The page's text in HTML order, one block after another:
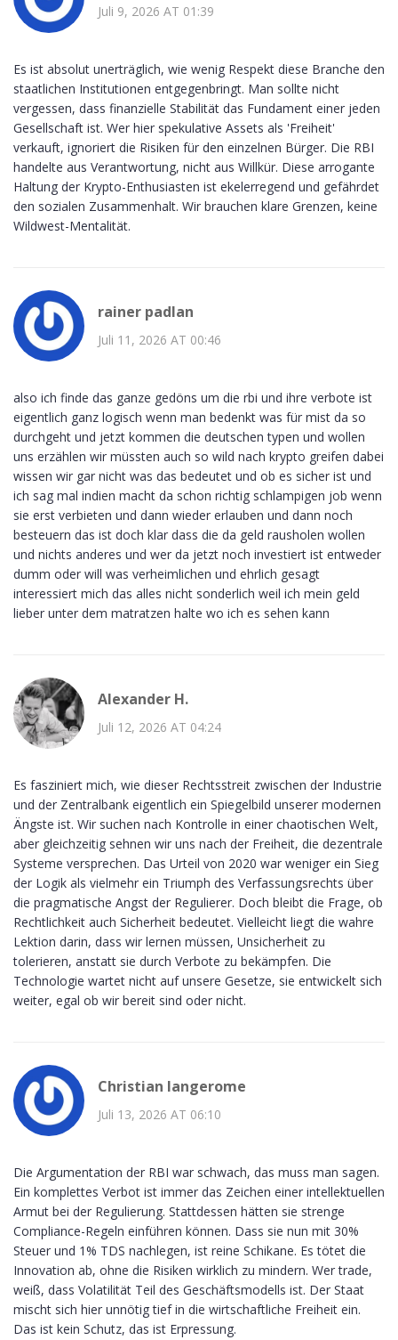
Juli 9, 2026 AT 01:39
Es ist absolut unerträglich, wie wenig Respekt diese Branche den
staatlichen Institutionen entgegenbringt. Man sollte nicht
vergessen, dass finanzielle Stabilität das Fundament einer jeden
Gesellschaft ist. Wer hier spekulative Assets als 'Freiheit'
verkauft, ignoriert die Risiken für den einzelnen Bürger. Die RBI
handelte aus Verantwortung, nicht aus Willkür. Diese arrogante
Haltung der Krypto-Enthusiasten ist ekelerregend und gefährdet
den sozialen Zusammenhalt. Wir brauchen klare Grenzen, keine
Wildwest-Mentalität.
rainer padlan
Juli 11, 2026 AT 00:46
also ich finde das ganze gedöns um die rbi und ihre verbote ist
eigentlich ganz logisch wenn man bedenkt was für mist da so
durchgeht und jetzt kommen die deutschen typen und wollen
uns erzählen wir müssten auch so wild nach krypto greifen dabei
wissen wir gar nicht was das bedeutet und ob es sicher ist und
ich sag mal indien macht da schon richtig schlampigen job wenn
sie erst verbieten und dann wieder erlauben und dann noch
besteuern das ist doch klar dass die da geld rausholen wollen
und nichts anderes und wer da jetzt noch investiert ist entweder
dumm oder will was verheimlichen und ehrlich gesagt
interessiert mich das alles nicht sonderlich weil ich mein geld
lieber unter dem matratzen halte wo ich es sehen kann
Alexander H.
Juli 12, 2026 AT 04:24
Es fasziniert mich, wie dieser Rechtsstreit zwischen der Industrie
und der Zentralbank eigentlich ein Spiegelbild unserer modernen
Ängste ist. Wir suchen nach Kontrolle in einer chaotischen Welt,
aber gleichzeitig sehnen wir uns nach der Freiheit, die dezentrale
Systeme versprechen. Das Urteil von 2020 war weniger ein Sieg
der Logik als vielmehr ein Triumph des Verfassungsrechts über
die pragmatische Angst der Regulierer. Doch bleibt die Frage, ob
Rechtlichkeit auch Sicherheit bedeutet. Vielleicht liegt die wahre
Lektion darin, dass wir lernen müssen, Unsicherheit zu
tolerieren, anstatt sie durch Verbote zu bekämpfen. Die
Technologie wartet nicht auf unsere Gesetze, sie entwickelt sich
weiter, egal ob wir bereit sind oder nicht.
Christian langerome
Juli 13, 2026 AT 06:10
Die Argumentation der RBI war schwach, das muss man sagen.
Ein komplettes Verbot ist immer das Zeichen einer intellektuellen
Armut bei der Regulierung. Stattdessen hätten sie strenge
Compliance-Regeln einführen können. Dass sie nun mit 30%
Steuer und 1% TDS nachlegen, ist reine Schikane. Es tötet die
Innovation ab, ohne die Risiken wirklich zu mindern. Wer trade,
weiß, dass Volatilität Teil des Geschäftsmodells ist. Der Staat
mischt sich hier unnötig tief in die wirtschaftliche Freiheit ein.
Das ist kein Schutz, das ist Erpressung.